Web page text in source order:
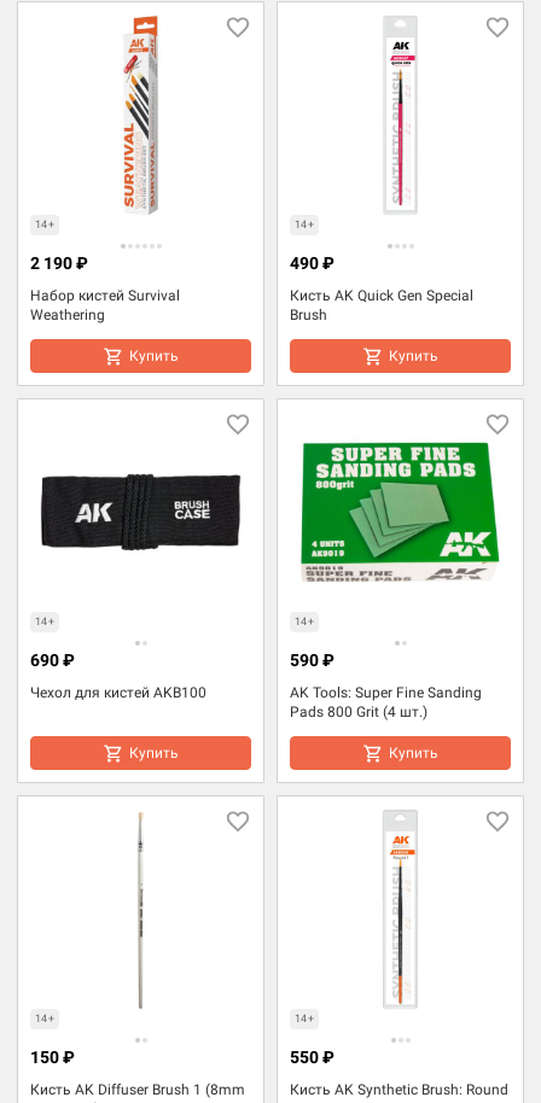
14+
Набор кистей Survival
Weathering
2 190 ₽
Купить
14+
Кисть AK Quick Gen Special
Brush
490 ₽
Купить
14+
Чехол для кистей AKB100
690 ₽
Купить
14+
AK Tools: Super Fine Sanding
Pads 800 Grit (4 шт.)
590 ₽
Купить
14+
Кисть AK Diffuser Brush 1 (8mm
150 ₽
14+
Кисть AK Synthetic Brush: Round
550 ₽